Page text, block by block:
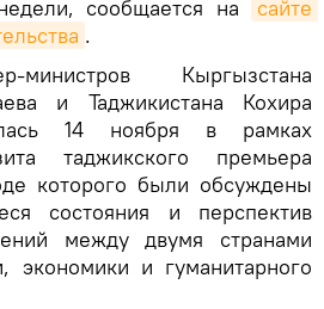
сообщается на
сайте
.
министров Кыргызстана
и Таджикистана Кохира
14 ноября в рамках
таджикского премьера
которого были обсуждены
состояния и перспектив
между двумя странами
экономики и гуманитарного